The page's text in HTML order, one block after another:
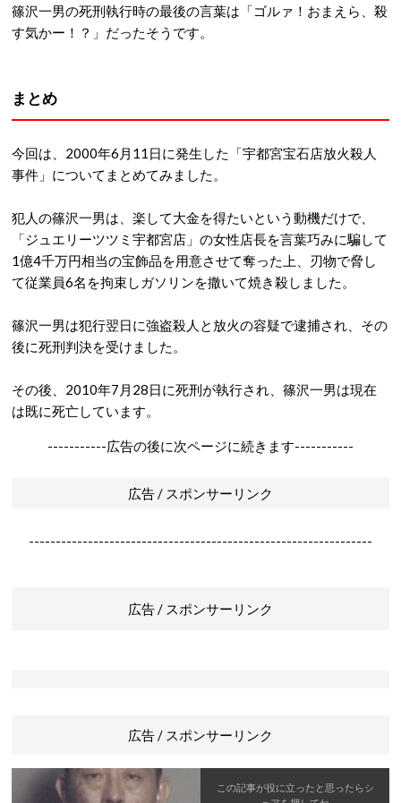
篠沢一男の死刑執行時の最後の言葉は「ゴルァ！おまえら、殺
す気かー！？」だったそうです。
まとめ
今回は、2000年6月11日に発生した「宇都宮宝石店放火殺人
事件」についてまとめてみました。
犯人の篠沢一男は、楽して大金を得たいという動機だけで、
「ジュエリーツツミ宇都宮店」の女性店長を言葉巧みに騙して
1億4千万円相当の宝飾品を用意させて奪った上、刃物で脅し
て従業員6名を拘束しガソリンを撒いて焼き殺しました。
篠沢一男は犯行翌日に強盗殺人と放火の容疑で逮捕され、その
後に死刑判決を受けました。
その後、2010年7月28日に死刑が執行され、篠沢一男は現在
は既に死亡しています。
-----------広告の後に次ページに続きます-----------
広告 / スポンサーリンク
----------------------------------------------------------------
広告 / スポンサーリンク
広告 / スポンサーリンク
この記事が役に立ったと思ったらシ